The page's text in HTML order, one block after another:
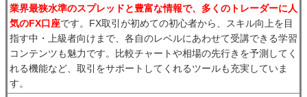
業界最狭水準のスプレッドと豊富な情報で、多くのトレーダーに人
気のFX口座です。FX取引が初めての初心者から、スキル向上を目
指す中・上級者向けまで、各自のレベルにあわせて受講できる学習
コンテンツも魅力です。比較チャートや相場の先行きを予測してく
れる機能など、取引をサポートしてくれるツールも充実していま
す。